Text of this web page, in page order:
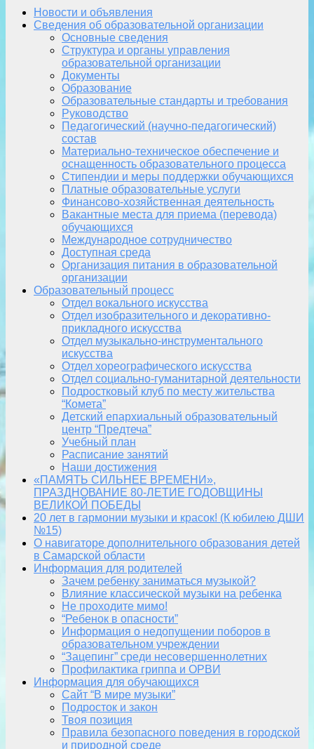
Новости и объявления
Сведения об образовательной организации
Основные сведения
Структура и органы управления
образовательной организации
Документы
Образование
Образовательные стандарты и требования
Руководство
Педагогический (научно-педагогический)
состав
Материально-техническое обеспечение и
оснащенность образовательного процесса
Стипендии и меры поддержки обучающихся
Платные образовательные услуги
Финансово-хозяйственная деятельность
Вакантные места для приема (перевода)
обучающихся
Международное сотрудничество
Доступная среда
Организация питания в образовательной
организации
Образовательный процесс
Отдел вокального искусства
Отдел изобразительного и декоративно-
прикладного искусства
Отдел музыкально-инструментального
искусства
Отдел хореографического искусства
Отдел социально-гуманитарной деятельности
Подростковый клуб по месту жительства
“Комета”
Детский епархиальный образовательный
центр “Предтеча”
Учебный план
Расписание занятий
Наши достижения
«ПАМЯТЬ СИЛЬНЕЕ ВРЕМЕНИ»,
ПРАЗДНОВАНИЕ 80-ЛЕТИЕ ГОДОВЩИНЫ
ВЕЛИКОЙ ПОБЕДЫ
20 лет в гармонии музыки и красок! (К юбилею ДШИ
№15)
О навигаторе дополнительного образования детей
в Самарской области
Информация для родителей
Зачем ребенку заниматься музыкой?
Влияние классической музыки на ребенка
Не проходите мимо!
“Ребенок в опасности”
Информация о недопущении поборов в
образовательном учреждении
“Зацепинг” среди несовершеннолетних
Профилактика гриппа и ОРВИ
Информация для обучающихся
Сайт “В мире музыки”
Подросток и закон
Твоя позиция
Правила безопасного поведения в городской
и природной среде